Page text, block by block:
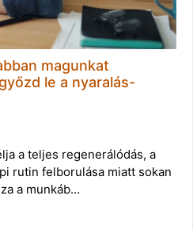
magunkat
le a nyaralás-
a teljes regenerálódás, a
rutin felborulása miatt sokan
a munkáb…